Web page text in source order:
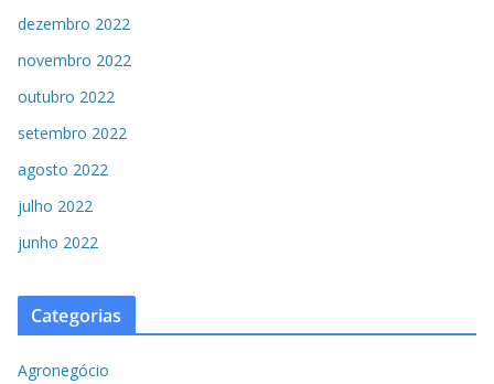
dezembro 2022
novembro 2022
outubro 2022
setembro 2022
agosto 2022
julho 2022
junho 2022
Categorias
Agronegócio